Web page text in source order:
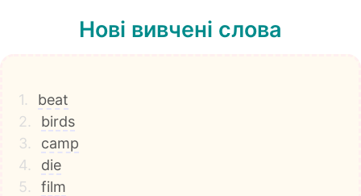
Нові вивчені слова
1.
beat
2.
birds
3.
camp
4.
die
5.
film